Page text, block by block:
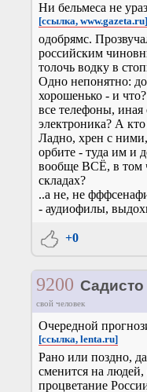
Ни бельмеса не
[ссылка, www.gazeta.ru]
одобрямс.
российским
толочь водку в
Одно непонятно:
хорошенько - и
все телефоны, иная
электроника? А кто
Ладно, хрен с
орбите - туда им и
вообще ВСЁ, в том
складах?
..а не, не
- аудиофилы,
+0
9200 Садисто
свой человек
Очередной
[ссылка, lenta.ru]
Рано или поздно,
сменится на
процветание